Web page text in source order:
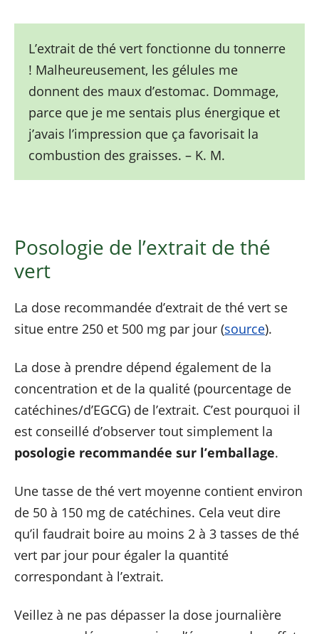
L’extrait de thé vert fonctionne du tonnerre
! Malheureusement, les gélules me
donnent des maux d’estomac. Dommage,
parce que je me sentais plus énergique et
j’avais l’impression que ça favorisait la
combustion des graisses. – K. M.
Posologie de l’extrait de thé
vert
La dose recommandée d’extrait de thé vert se
situe entre 250 et 500 mg par jour (source).
La dose à prendre dépend également de la
concentration et de la qualité (pourcentage de
catéchines/d’EGCG) de l’extrait. C’est pourquoi il
est conseillé d’observer tout simplement la
posologie recommandée sur l’emballage.
Une tasse de thé vert moyenne contient environ
de 50 à 150 mg de catéchines. Cela veut dire
qu’il faudrait boire au moins 2 à 3 tasses de thé
vert par jour pour égaler la quantité
correspondant à l’extrait.
Veillez à ne pas dépasser la dose journalière